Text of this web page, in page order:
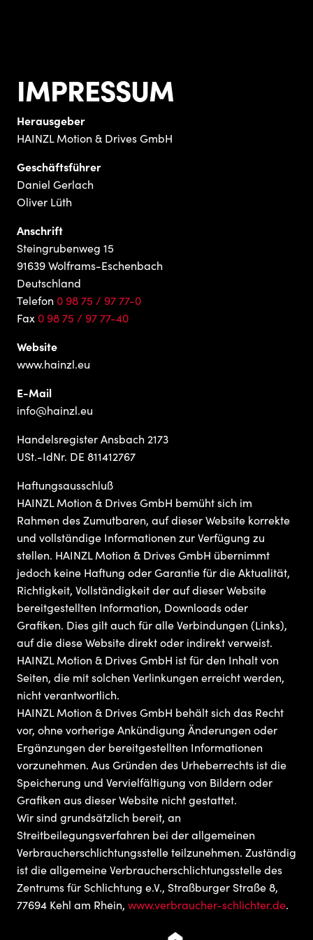
IMPRESSUM
Herausgeber
HAINZL Motion & Drives GmbH
Geschäftsführer
Daniel Gerlach
Oliver Lüth
Anschrift
Steingrubenweg 15
91639 Wolframs-Eschenbach
Deutschland
Telefon 0 98 75 / 97 77-0
Fax 0 98 75 / 97 77-40
Website
www.hainzl.eu
E-Mail
info@hainzl.eu
Handelsregister Ansbach 2173
USt.-IdNr. DE 811412767
Haftungsausschluß
HAINZL Motion & Drives GmbH bemüht sich im
Rahmen des Zumutbaren, auf dieser Website korrekte
und vollständige Informationen zur Verfügung zu
stellen. HAINZL Motion & Drives GmbH übernimmt
jedoch keine Haftung oder Garantie für die Aktualität,
Richtigkeit, Vollständigkeit der auf dieser Website
bereitgestellten Information, Downloads oder
Grafiken. Dies gilt auch für alle Verbindungen (Links),
auf die diese Website direkt oder indirekt verweist.
HAINZL Motion & Drives GmbH ist für den Inhalt von
Seiten, die mit solchen Verlinkungen erreicht werden,
nicht verantwortlich.
HAINZL Motion & Drives GmbH behält sich das Recht
vor, ohne vorherige Ankündigung Änderungen oder
Ergänzungen der bereitgestellten Informationen
vorzunehmen. Aus Gründen des Urheberrechts ist die
Speicherung und Vervielfältigung von Bildern oder
Grafiken aus dieser Website nicht gestattet.
Wir sind grundsätzlich bereit, an
Streitbeilegungsverfahren bei der allgemeinen
Verbraucherschlichtungsstelle teilzunehmen. Zuständig
ist die allgemeine Verbraucherschlichtungsstelle des
Zentrums für Schlichtung e.V., Straßburger Straße 8,
77694 Kehl am Rhein, www.verbraucher-schlichter.de.